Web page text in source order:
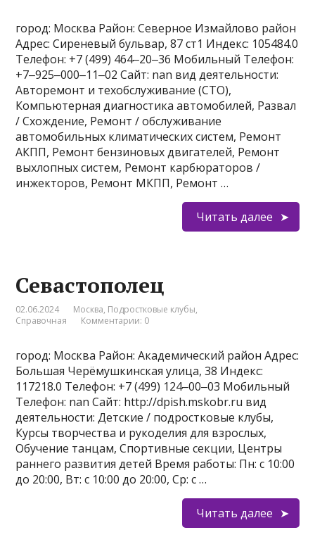
город: Москва Район: Северное Измайлово район
Адрес: Сиреневый бульвар, 87 ст1 Индекс: 105484.0
Телефон: +7 (499) 464‒20‒36 Мобильный Телефон:
+7‒925‒000‒11‒02 Сайт: nan вид деятельности:
Авторемонт и техобслуживание (СТО),
Компьютерная диагностика автомобилей, Развал
/ Схождение, Ремонт / обслуживание
автомобильных климатических систем, Ремонт
АКПП, Ремонт бензиновых двигателей, Ремонт
выхлопных систем, Ремонт карбюраторов /
инжекторов, Ремонт МКПП, Ремонт …
Читать далее
Севастополец
02.06.2024 Москва, Подростковые клубы,
Справочная
Комментарии: 0
город: Москва Район: Академический район Адрес:
Большая Черёмушкинская улица, 38 Индекс:
117218.0 Телефон: +7 (499) 124‒00‒03 Мобильный
Телефон: nan Сайт: http://dpish.mskobr.ru вид
деятельности: Детские / подростковые клубы,
Курсы творчества и рукоделия для взрослых,
Обучение танцам, Спортивные секции, Центры
раннего развития детей Время работы: Пн: с 10:00
до 20:00, Вт: с 10:00 до 20:00, Ср: с …
Читать далее